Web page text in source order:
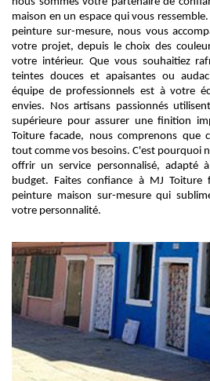
maison en un espace qui vous
peinture sur-mesure, nous vous
votre projet, depuis le choix des
votre intérieur. Que vous souhaitiez
teintes douces et apaisantes ou
équipe de professionnels est à votre
envies. Nos artisans passionnés
supérieure pour assurer une finition
Toiture facade, nous comprenons que
tout comme vos besoins. C'est pourquoi
offrir un service personnalisé, adapté
budget. Faites confiance à MJ
peinture maison sur-mesure qui
votre personnalité.